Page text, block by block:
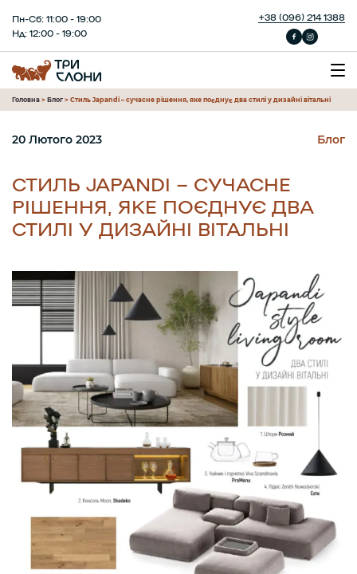
Пн-Сб: 11:00 - 19:00
Нд: 12:00 - 19:00
+38 (096) 214 1388
Головна > Блог > Стиль Japandi – сучасне рішення, яке поєднує два стилі у дизайні вітальні
СТИЛЬ JAPANDI – СУЧАСНЕ
РІШЕННЯ, ЯКЕ ПОЄДНУЄ ДВА
СТИЛІ У ДИЗАЙНІ ВІТАЛЬНІ
20 Лютого 2023 Блог